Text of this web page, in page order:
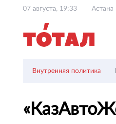
07 августа, 19:33 Астана
Внутренняя политика